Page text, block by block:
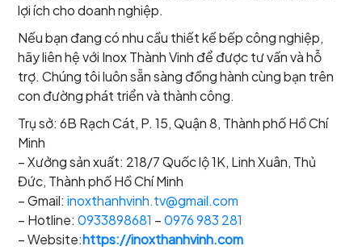
lợi ích cho doanh nghiệp.
Nếu bạn đang có nhu cầu thiết kế bếp công nghiệp,
hãy liên hệ với Inox Thành Vinh để được tư vấn và hỗ
trợ. Chúng tôi luôn sẵn sàng đồng hành cùng bạn trên
con đường phát triển và thành công.
Trụ sở: 6B Rạch Cát, P. 15, Quận 8, Thành phố Hồ Chí
Minh
– Xưởng sản xuất: 218/7 Quốc lộ 1K, Linh Xuân, Thủ
Đức, Thành phố Hồ Chí Minh
– Gmail: inoxthanhvinh.tv@gmail.com
– Hotline: 0933898681 –0976 983 281
– Website:https://inoxthanhvinh.com